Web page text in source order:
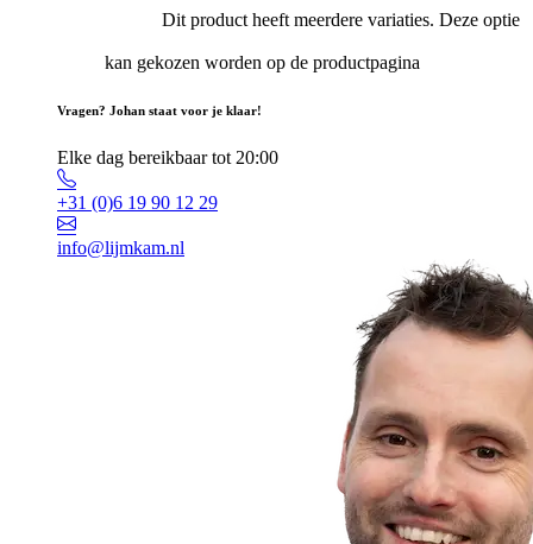
Dit product heeft meerdere variaties. Deze optie
kan gekozen worden op de productpagina
Vragen? Johan staat voor je klaar!
Elke dag bereikbaar tot 20:00
+31 (0)6 19 90 12 29
info@lijmkam.nl